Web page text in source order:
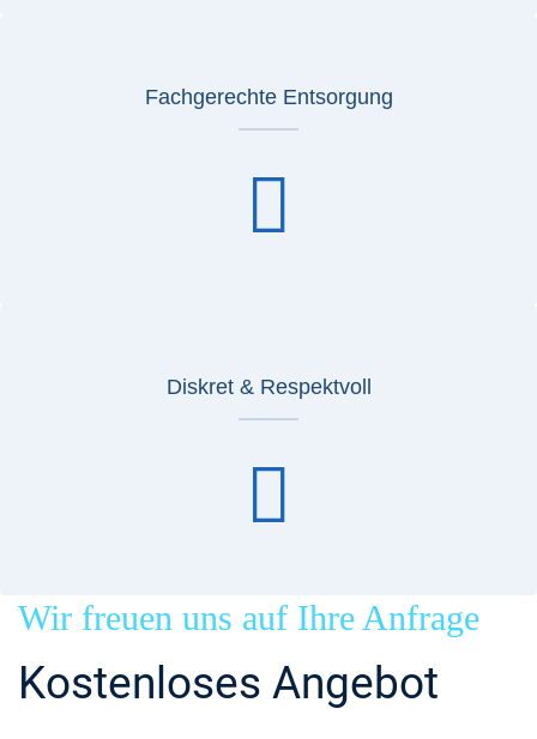
Fachgerechte Entsorgung
Diskret & Respektvoll
Wir freuen uns auf Ihre Anfrage
Kostenloses Angebot